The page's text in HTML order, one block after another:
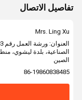
تفاصيل الاتصال
Mrs. Ling Xu
الصناعية، بلدة ليشوي،
الصين
86-19860838485